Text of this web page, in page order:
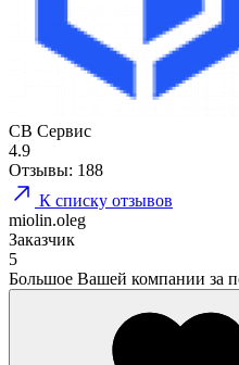
СВ Сервис
4.9
Отзывы: 188
К списку отзывов
miolin.oleg
Заказчик
5
Большое Вашей компании за